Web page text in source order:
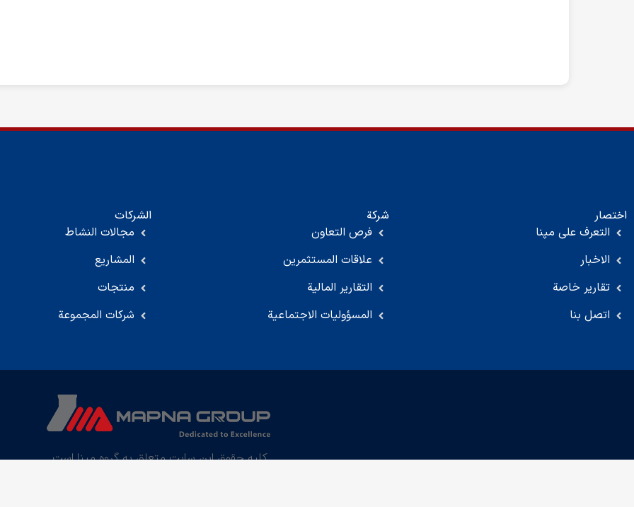
اختصار
التعرف على مپنا
الاخبار
تقارير خاصة
اتصل بنا
شركة
فرص التعاون
علاقات المستثمرين
التقارير المالية
المسؤوليات الاجتماعية
الشركات
مجالات النشاط
المشاريع
منتجات
شركات المجموعة
کلیه حقوق این سایت متعلق به گروه مپنا است.